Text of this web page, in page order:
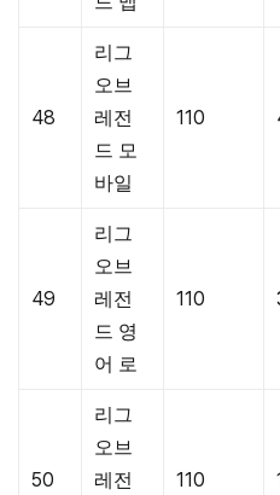
48
리그
오브
레전
드 모
바일
110
49
리그
오브
레전
드 영
어 로
110
50
리그
오브
레전
110